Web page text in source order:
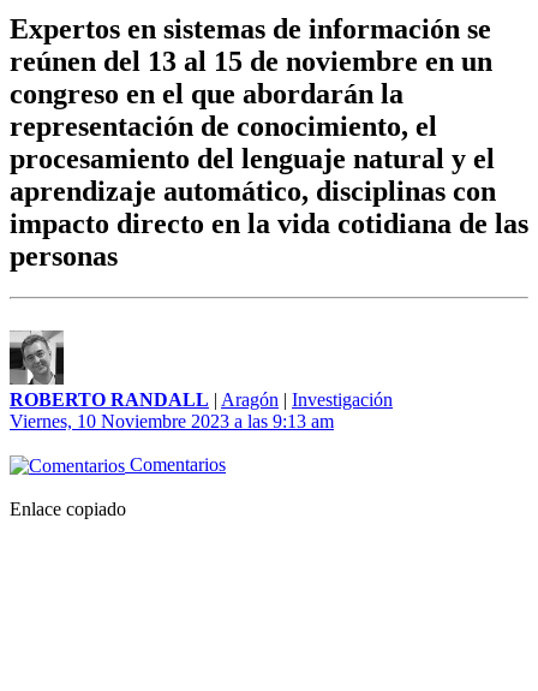
Expertos en sistemas de información se
reúnen del 13 al 15 de noviembre en un
congreso en el que abordarán la
representación de conocimiento, el
procesamiento del lenguaje natural y el
aprendizaje automático, disciplinas con
impacto directo en la vida cotidiana de las
personas
ROBERTO RANDALL | Aragón | Investigación
Viernes, 10 Noviembre 2023 a las 9:13 am
Comentarios
Enlace copiado